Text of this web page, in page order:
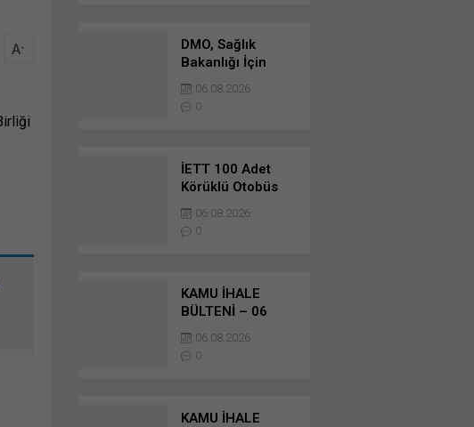
A-
DMO, Sağlık
Bakanlığı İçin
Tedarik Edeceği
459 Adet Yeni
Ambulans İçin
06.08.2026
0
İETT 100 Adet
Körüklü Otobüs
Alımı İçin Yeniden
İhale Açtı
06.08.2026
0
KAMU İHALE
BÜLTENİ – 06
AĞUSTOS 2026 –
MAL ALIMI
İHALELERİ
06.08.2026
0
KAMU İHALE